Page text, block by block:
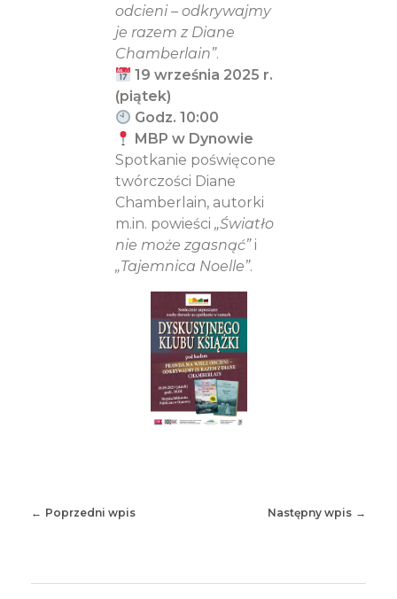
odcieni – odkrywajmy
je razem z Diane
Chamberlain”.
19 września 2025 r.
(piątek)
Godz. 10:00
MBP w Dynowie
Spotkanie poświęcone
twórczości Diane
Chamberlain, autorki
m.in. powieści „Światło
nie może zgasnąć”i
„Tajemnica Noelle”.
Poprzedni wpis Następny wpis